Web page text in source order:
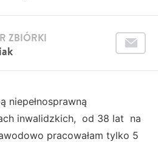
ZBIÓRKI
niepełnosprawną
inwalidzkich, od 38 lat na
pracowałam tylko 5